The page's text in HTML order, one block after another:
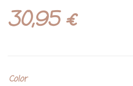
30,95€
Color